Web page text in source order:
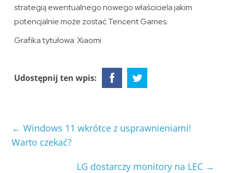
strategią ewentualnego nowego właściciela jakim
potencjalnie może zostać Tencent Games.
Grafika tytułowa: Xiaomi
Udostępnij ten wpis:
← Windows 11 wkrótce z usprawnieniami!
Warto czekać?
LG dostarczy monitory na LEC →